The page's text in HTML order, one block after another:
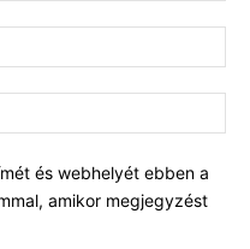
és webhelyét ebben a
amikor megjegyzést